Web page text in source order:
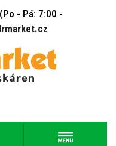
(Po - Pá: 7:00 -